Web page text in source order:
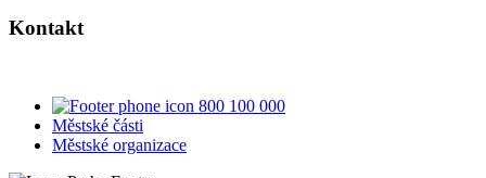
Kontakt
800 100 000
Městské části
Městské organizace